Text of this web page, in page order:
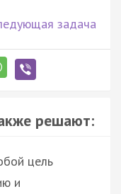
задача
решают:
цель
и